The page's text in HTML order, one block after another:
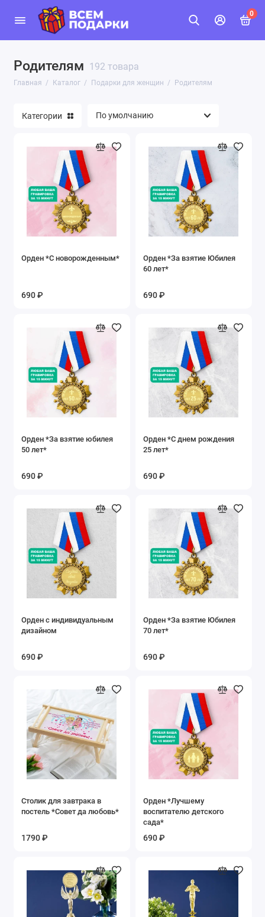
0
Родителям 192 товара
Главная Каталог Подарки для женщин Родителям
Категории
Орден *С новорожденным*
690 ₽
Орден *За взятие Юбилея
60 лет*
690 ₽
Орден *За взятие юбилея
50 лет*
690 ₽
Орден *С днем рождения
25 лет*
690 ₽
Орден с индивидуальным
дизайном
690 ₽
Орден *За взятие Юбилея
70 лет*
690 ₽
Столик для завтрака в
постель *Совет да любовь*
1790 ₽
Орден *Лучшему
воспитателю детского
сада*
690 ₽